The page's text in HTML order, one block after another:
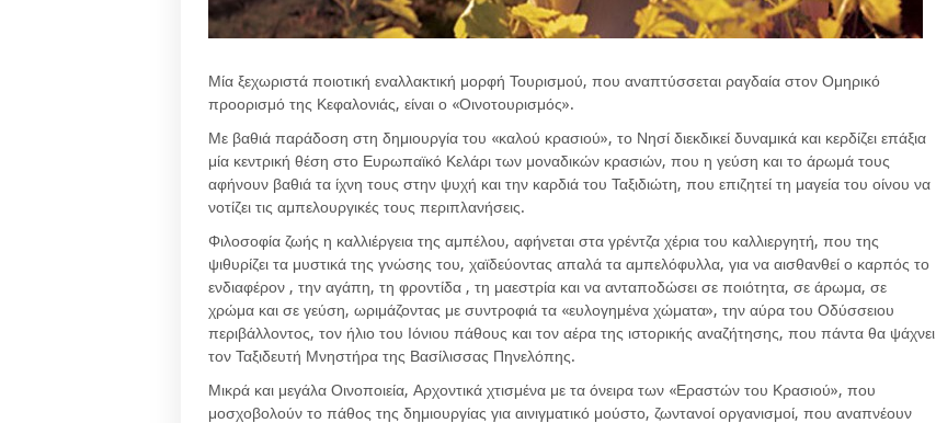
Μία ξεχωριστά ποιοτική εναλλακτική μορφή Τουρισμού, που αναπτύσσεται ραγδαία στον Ομηρικό
προορισμό της Κεφαλονιάς, είναι ο «Οινοτουρισμός».
Με βαθιά παράδοση στη δημιουργία του «καλού κρασιού», το Νησί διεκδικεί δυναμικά και κερδίζει επάξια
μία κεντρική θέση στο Ευρωπαϊκό Κελάρι των μοναδικών κρασιών, που η γεύση και το άρωμά τους
αφήνουν βαθιά τα ίχνη τους στην ψυχή και την καρδιά του Ταξιδιώτη, που επιζητεί τη μαγεία του οίνου να
νοτίζει τις αμπελουργικές τους περιπλανήσεις.
Φιλοσοφία ζωής η καλλιέργεια της αμπέλου, αφήνεται στα γρέντζα χέρια του καλλιεργητή, που της
ψιθυρίζει τα μυστικά της γνώσης του, χαϊδεύοντας απαλά τα αμπελόφυλλα, για να αισθανθεί ο καρπός το
ενδιαφέρον , την αγάπη, τη φροντίδα , τη μαεστρία και να ανταποδώσει σε ποιότητα, σε άρωμα, σε
χρώμα και σε γεύση, ωριμάζοντας με συντροφιά τα «ευλογημένα χώματα», την αύρα του Οδύσσειου
περιβάλλοντος, τον ήλιο του Ιόνιου πάθους και τον αέρα της ιστορικής αναζήτησης, που πάντα θα ψάχνει
τον Ταξιδευτή Μνηστήρα της Βασίλισσας Πηνελόπης.
Μικρά και μεγάλα Οινοποιεία, Αρχοντικά χτισμένα με τα όνειρα των «Εραστών του Κρασιού», που
μοσχοβολούν το πάθος της δημιουργίας για αινιγματικό μούστο, ζωντανοί οργανισμοί, που αναπνέουν